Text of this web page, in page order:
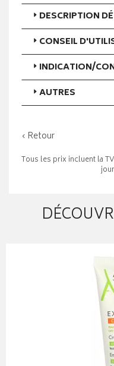
DESCRIPTION
CONSEIL
INDICATION/
AUTRES
‹ Retour
Tous les prix incluent la